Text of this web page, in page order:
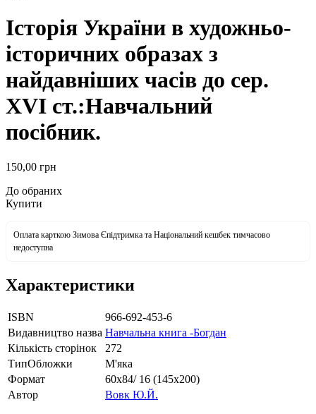
Історія України в художньо-
історичних образах з
найдавніших часів до сер.
ХVІ ст.:Навчальний
посібник.
150,00 грн
До обраних
Купити
Оплата карткою Зимова Єпідтримка та Національний кешбек тимчасово
недоступна
Характеристики
ISBN
966-692-453-6
Видавництво назва Навчальна книга -Богдан
Кількість сторінок
272
ТипОбложки
М'яка
Формат
60х84/ 16 (145х200)
Автор
Вовк Ю.Й.